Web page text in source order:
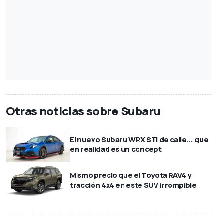
Otras noticias sobre Subaru
El nuevo Subaru WRX STI de calle... que
en realidad es un concept
Mismo precio que el Toyota RAV4 y
tracción 4x4 en este SUV irrompible